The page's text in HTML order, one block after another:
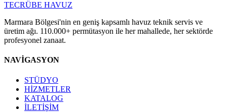
TECRÜBE HAVUZ
Marmara Bölgesi'nin en geniş kapsamlı havuz teknik servis ve
üretim ağı. 110.000+ permütasyon ile her mahallede, her sektörde
profesyonel zanaat.
NAVİGASYON
STÜDYO
HİZMETLER
KATALOG
İLETİŞİM